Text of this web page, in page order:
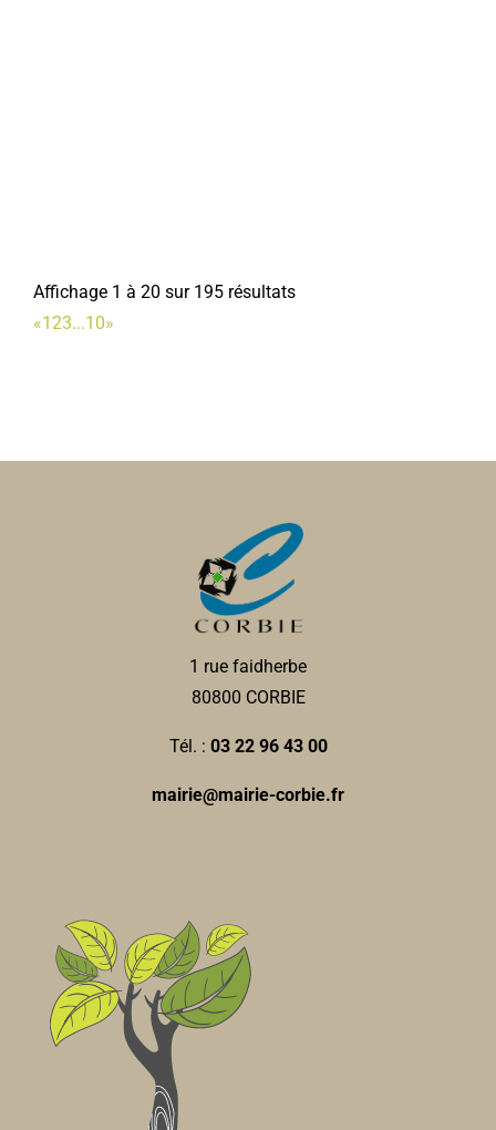
Affichage 1 à 20 sur 195 résultats
«123...10»
1 rue faidherbe
80800 CORBIE
Tél. : 03 22 96 43 00
mairie@mairie-corbie.fr